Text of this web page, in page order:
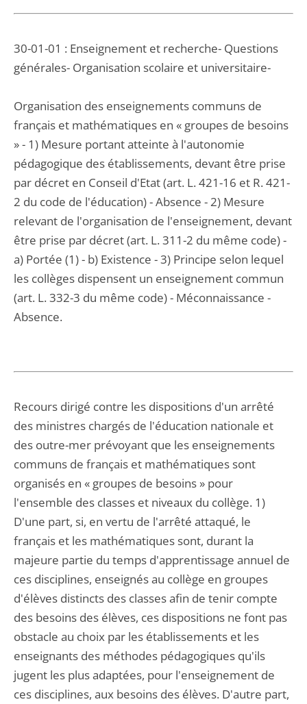
30-01-01 : Enseignement et recherche- Questions
générales- Organisation scolaire et universitaire-
Organisation des enseignements communs de
français et mathématiques en « groupes de besoins
» - 1) Mesure portant atteinte à l'autonomie
pédagogique des établissements, devant être prise
par décret en Conseil d'Etat (art. L. 421-16 et R. 421-
2 du code de l'éducation) - Absence - 2) Mesure
relevant de l'organisation de l'enseignement, devant
être prise par décret (art. L. 311-2 du même code) -
a) Portée (1) - b) Existence - 3) Principe selon lequel
les collèges dispensent un enseignement commun
(art. L. 332-3 du même code) - Méconnaissance -
Absence.
Recours dirigé contre les dispositions d'un arrêté
des ministres chargés de l'éducation nationale et
des outre-mer prévoyant que les enseignements
communs de français et mathématiques sont
organisés en « groupes de besoins » pour
l'ensemble des classes et niveaux du collège. 1)
D'une part, si, en vertu de l'arrêté attaqué, le
français et les mathématiques sont, durant la
majeure partie du temps d'apprentissage annuel de
ces disciplines, enseignés au collège en groupes
d'élèves distincts des classes afin de tenir compte
des besoins des élèves, ces dispositions ne font pas
obstacle au choix par les établissements et les
enseignants des méthodes pédagogiques qu'ils
jugent les plus adaptées, pour l'enseignement de
ces disciplines, aux besoins des élèves. D'autre part,